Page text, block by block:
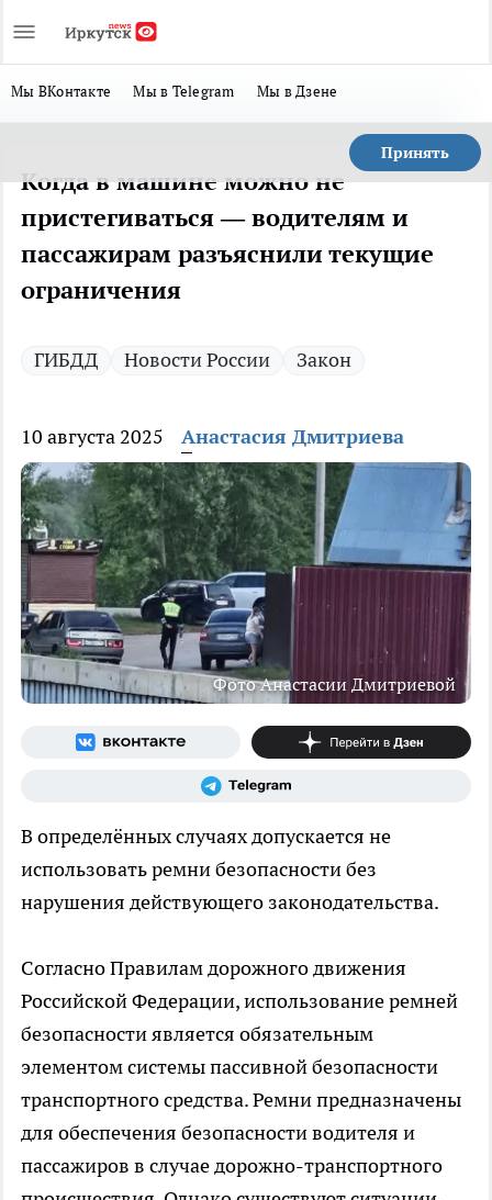
Мы ВКонтакте Мы в Telegram Мы в Дзене
Принять
Когда в машине можно не
пристегиваться — водителям и
пассажирам разъяснили текущие
ограничения
ГИБДД Новости России Закон
10 августа 2025 Анастасия Дмитриева
Фото Анастасии Дмитриевой
В определённых случаях допускается не
использовать ремни безопасности без
нарушения действующего законодательства.
Согласно Правилам дорожного движения
Российской Федерации, использование ремней
безопасности является обязательным
элементом системы пассивной безопасности
транспортного средства. Ремни предназначены
для обеспечения безопасности водителя и
пассажиров в случае дорожно-транспортного